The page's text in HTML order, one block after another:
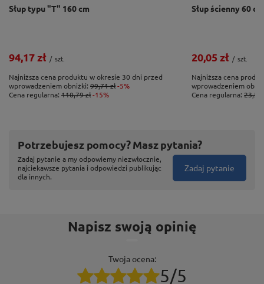
Słup typu "T" 160 cm
94,17 zł / szt.
Najniższa cena produktu w okresie 30 dni przed
wprowadzeniem obniżki: 99,71 zł-5%
Cena regularna: 110,79 zł-15%
Słup ścienny 60 cm
20,05 zł / szt.
Najniższa cena
wprowadzeniem
Cena regularna: 23,59
Potrzebujesz pomocy? Masz pytania?
Zadaj pytanie a my odpowiemy niezwłocznie,
najciekawsze pytania i odpowiedzi publikując
dla innych.
Zadaj pytanie
Napisz swoją opinię
Twoja ocena:
5/5